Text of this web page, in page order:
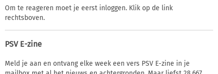
Om te reageren moet je eerst inloggen. Klik op de link
rechtsboven.
PSV E-zine
Meld je aan en ontvang elke week een vers PSV E-zine in je